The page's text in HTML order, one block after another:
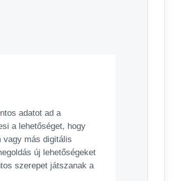
adatot ad a
a lehetőséget, hogy
vagy más digitális
új lehetőségeket
szerepet játszanak a